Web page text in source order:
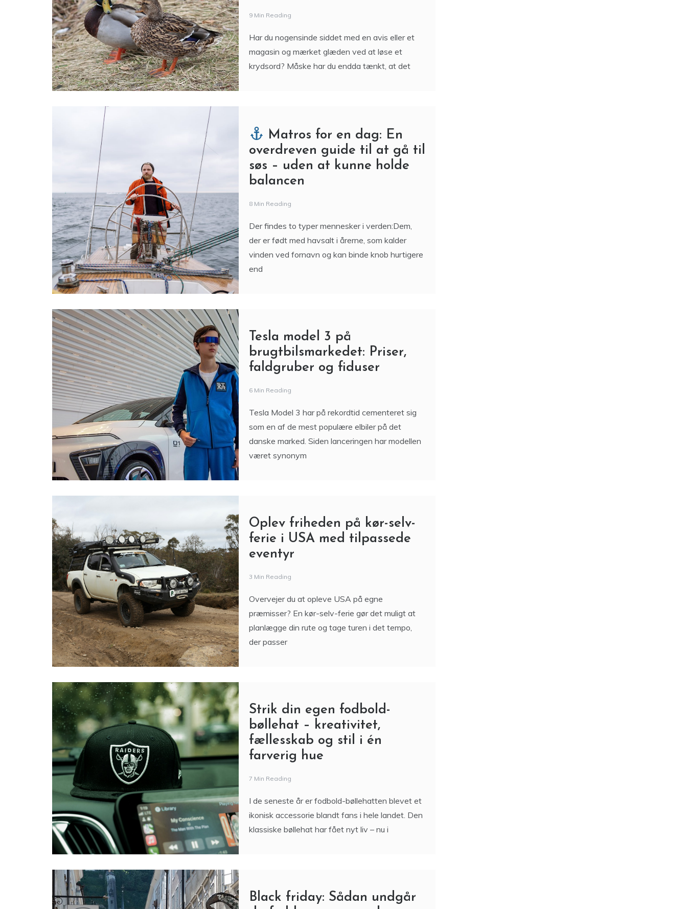
9 Min Reading
Har du nogensinde siddet med en avis eller et
magasin og mærket glæden ved at løse et
krydsord? Måske har du endda tænkt, at det
Matros for en dag: En
overdreven guide til at gå til
søs – uden at kunne holde
balancen
8 Min Reading
Der findes to typer mennesker i verden:Dem,
der er født med havsalt i årerne, som kalder
vinden ved fornavn og kan binde knob hurtigere
end
Tesla model 3 på
brugtbilsmarkedet: Priser,
faldgruber og fiduser
6 Min Reading
Tesla Model 3 har på rekordtid cementeret sig
som en af de mest populære elbiler på det
danske marked. Siden lanceringen har modellen
været synonym
Oplev friheden på kør-selv-
ferie i USA med tilpassede
eventyr
3 Min Reading
Overvejer du at opleve USA på egne
præmisser? En kør-selv-ferie gør det muligt at
planlægge din rute og tage turen i det tempo,
der passer
Strik din egen fodbold-
bøllehat – kreativitet,
fællesskab og stil i én
farverig hue
7 Min Reading
I de seneste år er fodbold-bøllehatten blevet et
ikonisk accessorie blandt fans i hele landet. Den
klassiske bøllehat har fået nyt liv – nu i
Black friday: Sådan undgår